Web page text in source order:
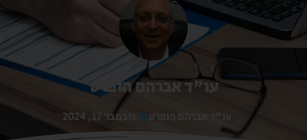
עו"ד אברהם הופרט
עו"ד אברהם הופרט נובמבר 17, 2024